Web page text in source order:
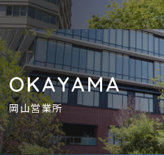
OKAYAMA
岡山営業所